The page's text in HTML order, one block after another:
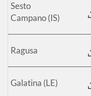
Sesto
Campano (IS)
Ragusa
Galatina (LE)